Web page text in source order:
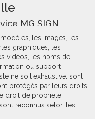
MG SIGN
les images, les
graphiques, les
vidéos, les noms de
ou support
ne soit exhaustive, sont
protégés par leurs droits
droit de propriété
reconnus selon les